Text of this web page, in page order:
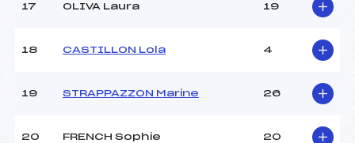
Catégorie :
17 OLIVA Laura 19
18 CASTILLON Lola 4
19 STRAPPAZZON Marine 26
20 FRENCH Sophie 20